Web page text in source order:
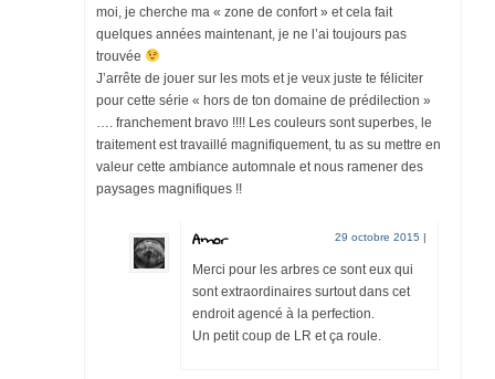
moi, je cherche ma « zone de confort » et cela fait
quelques années maintenant, je ne l’ai toujours pas
trouvée
J’arrête de jouer sur les mots et je veux juste te féliciter
pour cette série « hors de ton domaine de prédilection »
…. franchement bravo !!!! Les couleurs sont superbes, le
traitement est travaillé magnifiquement, tu as su mettre en
valeur cette ambiance automnale et nous ramener des
paysages magnifiques !!
Amor 29 octobre 2015 |
Merci pour les arbres ce sont eux qui
sont extraordinaires surtout dans cet
endroit agencé à la perfection.
Un petit coup de LR et ça roule.